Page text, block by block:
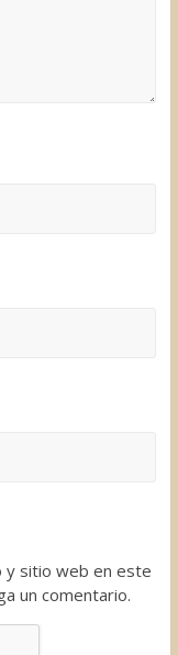
y sitio web en este
un comentario.